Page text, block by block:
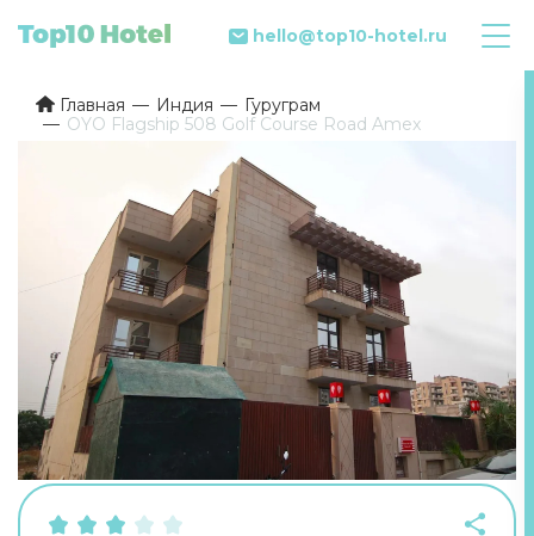
hello@top10-hotel.ru
Главная Индия
Гуруграм
OYO Flagship 508 Golf Course Road Amex